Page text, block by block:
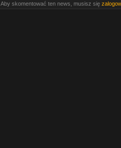
Aby skomentować ten news, musisz się